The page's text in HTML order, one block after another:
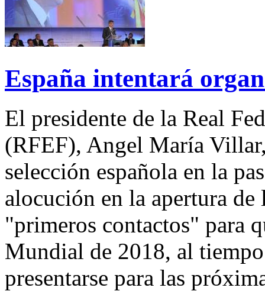
España intentará
El presidente de la Real
(RFEF), Angel María
selección española en la
alocución en la apertura de
"primeros contactos" para
Mundial de 2018, al
presentarse para las